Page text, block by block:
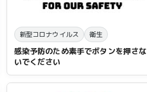
新型コロナウイルス 衛生
感染予防のため素手でボタンを押さな
いでください